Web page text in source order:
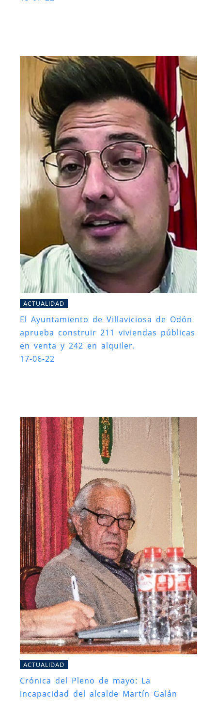
ACTUALIDAD
El Ayuntamiento de Villaviciosa de Odón
aprueba construir 211 viviendas públicas
en venta y 242 en alquiler.
17-06-22
ACTUALIDAD
Crónica del Pleno de mayo: La
incapacidad del alcalde Martín Galán